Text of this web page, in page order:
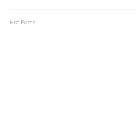
Hot Posts